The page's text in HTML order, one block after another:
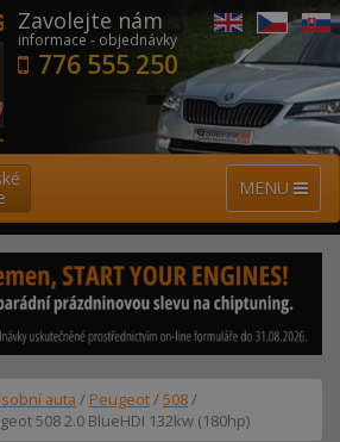
Zavolejte nám
informace - objednávky
776 555 250
MENU
auta / Peugeot/508/
508 2.0 BlueHDI 132kw (180hp)